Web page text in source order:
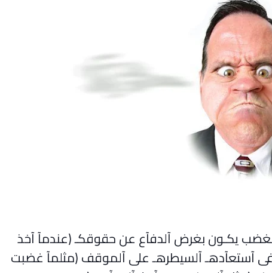
يكـون بغرض آلدفآع عن حقوقكـ (عندمآ آخذ
آستعآدهـ آلسيطرهـ على آلموقف (مثلمآ غضبت